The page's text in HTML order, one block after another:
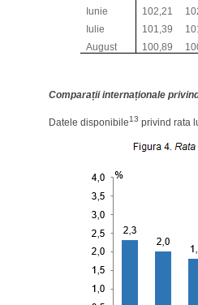
Iunie
102,21
Iulie
101,39
August
100,89
Comparații internaționale
Datele disponibile13 privind rata